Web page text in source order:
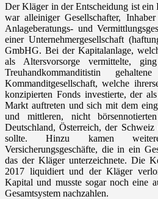
Der Kläger in der Entscheidung ist ein
war alleiniger Gesellschafter,
Anlageberatungs- und
einer Unternehmergesellschaft
GmbHG. Bei der Kapitalanlage,
als Altersvorsorge vermittelte,
Treuhandkommanditistin
Kommanditgesellschaft, welche
konzipierten Fonds investierte, der
Markt auftreten und sich mit dem
und mittleren, nicht
Deutschland, Österreich, der
sollte. Hinzu kamen
Versicherungsgeschäfte, die in ein
das der Kläger unterzeichnete. Die
2017 liquidiert und der Kläger
Kapital und musste sogar noch eine
Gesamtsystem nachzahlen.